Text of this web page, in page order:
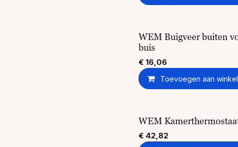
WEM Buigveer buiten
buis
€ 16,06
Toevoegen aan
WEM
€ 42,82